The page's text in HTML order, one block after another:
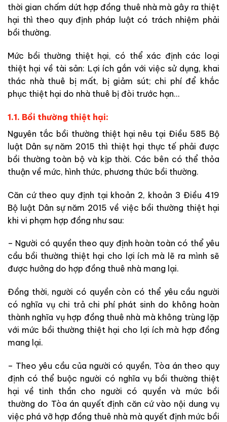
thời gian chấm dứt hợp đồng thuê nhà mà gây ra thiệt
hại thì theo quy định pháp luật có trách nhiệm phải
bồi thường.
Mức bồi thường thiệt hại, có thể xác định các loại
thiệt hại về tài sản: Lợi ích gắn với việc sử dụng, khai
thác nhà thuê bị mất, bị giảm sút; chi phí để khắc
phục thiệt hại do nhà thuê bị đòi trước hạn…
1.1. Bồi thường thiệt hại:
Nguyên tắc bồi thường thiệt hại nêu tại Điều 585 Bộ
luật Dân sự năm 2015 thì thiệt hại thực tế phải được
bồi thường toàn bộ và kịp thời. Các bên có thể thỏa
thuận về mức, hình thức, phương thức bồi thường.
Căn cứ theo quy định tại khoản 2, khoản 3 Điều 419
Bộ luật Dân sự năm 2015 về việc bồi thường thiệt hại
khi vi phạm hợp đồng như sau:
– Người có quyền theo quy định hoàn toàn có thể yêu
cầu bồi thường thiệt hại cho lợi ích mà lẽ ra mình sẽ
được hưởng do hợp đồng thuê nhà mang lại.
Đồng thời, người có quyền còn có thể yêu cầu người
có nghĩa vụ chi trả chi phí phát sinh do không hoàn
thành nghĩa vụ hợp đồng thuê nhà mà không trùng lặp
với mức bồi thường thiệt hại cho lợi ích mà hợp đồng
mang lại.
– Theo yêu cầu của người có quyền, Tòa án theo quy
định có thể buộc người có nghĩa vụ bồi thường thiệt
hại về tinh thần cho người có quyền và mức bồi
thường do Tòa án quyết định căn cứ vào nội dung vụ
việc phá vỡ hợp đồng thuê nhà mà quyết định mức bồi